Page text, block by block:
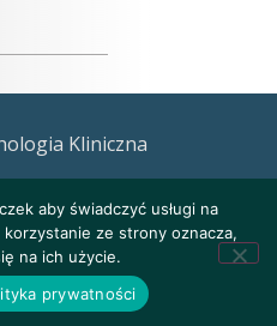
Kliniczna
aby świadczyć usługi na
ze strony oznacza,
na ich użycie.
prywatności